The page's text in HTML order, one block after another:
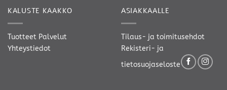
KALUSTE KAAKKO
Tuotteet Palvelut
Yhteystiedot
ASIAKKAALLE
Tilaus- ja toimitusehdot
Rekisteri- ja
tietosuojaseloste